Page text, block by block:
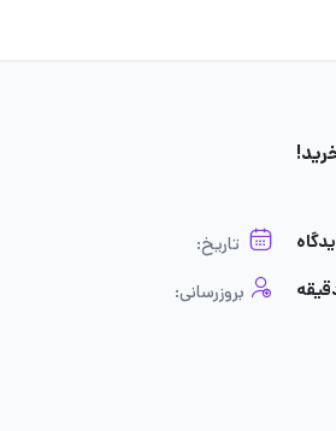
تاریخ:
بروزرسانی: